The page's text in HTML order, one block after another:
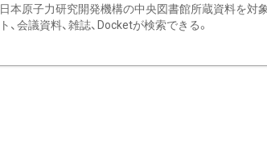
日本原子力研究開発機構の中央図書館所蔵資料を対
ト、会議資料、雑誌、Docketが検索できる。